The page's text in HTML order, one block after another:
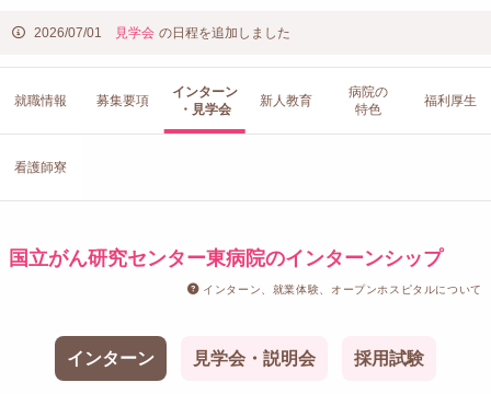
2026/07/01 見学会 の日程を追加しました
就職情報 募集要項
インターン
・見学会
新人教育
病院の
特色
福利厚生
看護師寮
国立がん研究センター東病院のインターンシップ
インターン、就業体験、オープンホスピタルについて
インターン 見学会・説明会 採用試験